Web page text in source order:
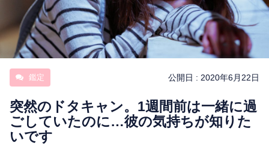
キーワード別
彼の気持ち 恋の行方 時期
今週の運勢 彼氏 片思い 結婚
相性
鑑定 公開日 : 2020年6月22日
突然のドタキャン。1週間前は一緒に過
ごしていたのに…彼の気持ちが知りた
いです